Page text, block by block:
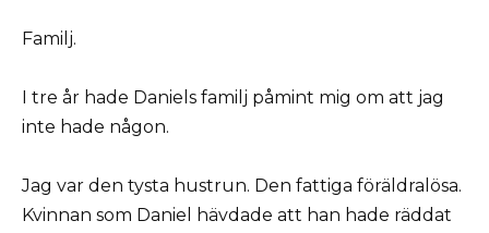
Familj.
I tre år hade Daniels familj påmint mig om att jag
inte hade någon.
Jag var den tysta hustrun. Den fattiga föräldralösa.
Kvinnan som Daniel hävdade att han hade räddat